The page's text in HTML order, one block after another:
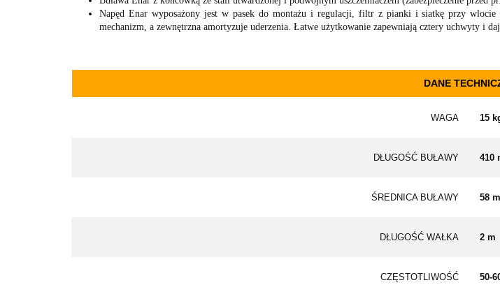
Napęd Enar wyposażony jest w pasek do montażu i regulacji, filtr z pianki i siatkę przy wlocie
mechanizm, a zewnętrzna amortyzuje uderzenia. Łatwe użytkowanie zapewniają cztery uchwyty i
DANE
WAGA 15
DŁUGOŚĆ BUŁAWY 410
ŚREDNICA BUŁAWY 58
DŁUGOŚĆ WAŁKA 2 m
CZĘSTOTLIWOŚĆ 50-